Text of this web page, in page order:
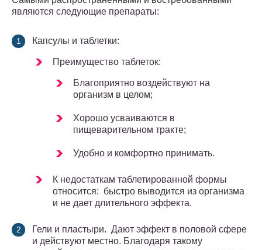
являются следующие препараты:
Капсулы и таблетки:
Преимущество таблеток:
Благоприятно воздействуют на
организм в целом;
Хорошо усваиваются в
пищеварительном тракте;
Удобно и комфортно принимать.
К недостаткам таблетированной формы
относится: быстро выводится из организма
и не дает длительного эффекта.
Гели и пластыри. Дают эффект в половой сфере
и действуют местно. Благодаря такому